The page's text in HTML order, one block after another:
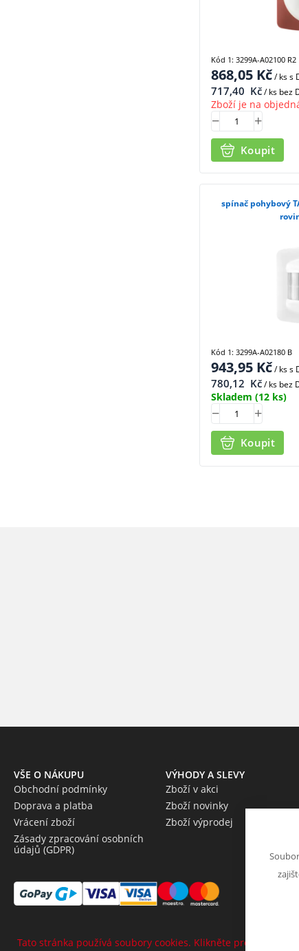
868,05 Kč/ kss
717,40 Kč/ ks bez
Zboží je na
Koupit
Kód 1: 3299A-A02100 R2
spínač pohybový
943,95 Kč/ kss
780,12 Kč/ ks bez
Skladem (12 ks)
Koupit
Kód 1: 3299A-A02180 B
VŠE O NÁKUPU
Obchodní podmínky
Doprava a platba
Vrácení zboží
Zásady zpracování osobních
údajů (GDPR)
VÝHODY A SLEVY
Zboží v akci
Zboží novinky
Zboží výprodej
Tato stránka používá soubory cookies. Klikněte pro více